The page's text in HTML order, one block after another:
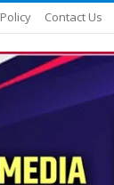
Contact Us